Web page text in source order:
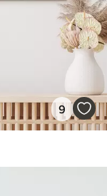
9